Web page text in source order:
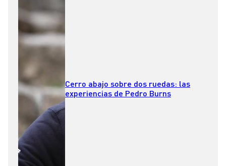
Cerro abajo sobre dos ruedas: las
experiencias de Pedro Burns